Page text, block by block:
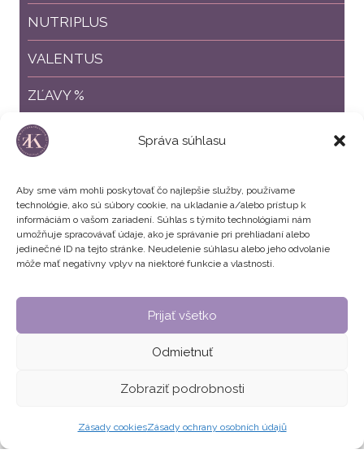
Správa súhlasu
Aby sme vám mohli poskytovať čo najlepšie služby, používame
technológie, ako sú súbory cookie, na ukladanie a/alebo prístup k
informáciám o vašom zariadení. Súhlas s týmito technológiami nám
umožňuje spracovávať údaje, ako je správanie pri prehliadaní alebo
jedinečné ID na tejto stránke. Neudelenie súhlasu alebo jeho odvolanie
môže mať negatívny vplyv na niektoré funkcie a vlastnosti.
Prijať všetko
Odmietnuť
Zobraziť podrobnosti
Zásady cookiesZásady ochrany osobních údajů
NUTRIPLUS
VALENTUS
ZĽAVY %
ZVÝHODNENÉ BALÍČKY
Zásady používania súborov cookie